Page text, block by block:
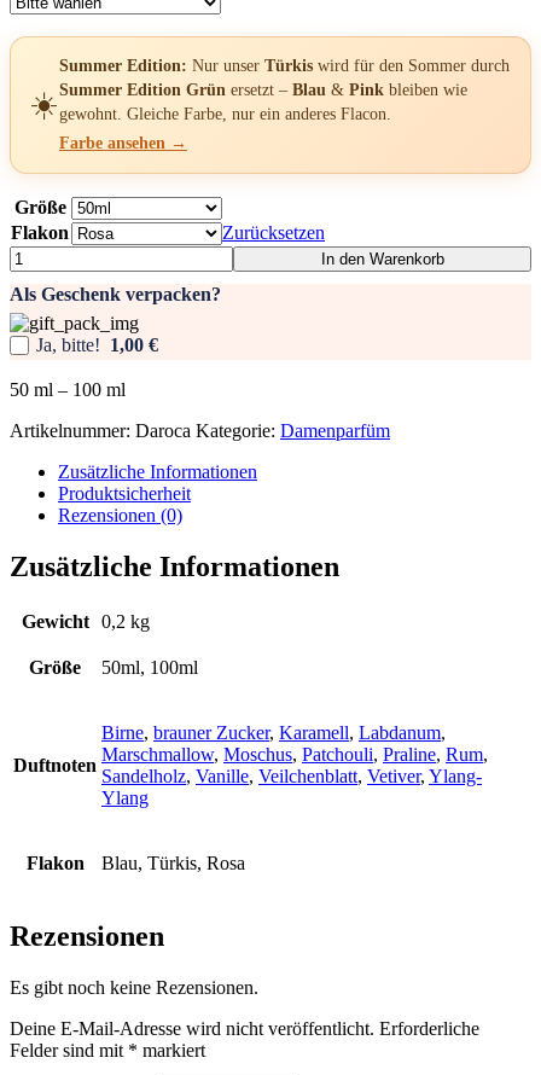
☀️
Summer Edition: Nur unser Türkis wird für den Sommer durch
Summer Edition Grün ersetzt – Blau & Pink bleiben wie
gewohnt. Gleiche Farbe, nur ein anderes Flacon.
Farbe ansehen →
Größe
Flakon
Zurücksetzen
Als Geschenk verpacken?
Ja, bitte! 1,00 €
Damenparfüm
-
Daroca
Menge
In den Warenkorb
50 ml – 100 ml
Artikelnummer: Daroca Kategorie: Damenparfüm
Zusätzliche Informationen
Produktsicherheit
Rezensionen (0)
Zusätzliche Informationen
Gewicht 0,2 kg
Größe 50ml, 100ml
Duftnoten
Birne, brauner Zucker, Karamell, Labdanum,
Marschmallow, Moschus, Patchouli, Praline, Rum,
Sandelholz, Vanille, Veilchenblatt, Vetiver, Ylang-
Ylang
Flakon Blau, Türkis, Rosa
Rezensionen
Es gibt noch keine Rezensionen.
Deine E-Mail-Adresse wird nicht veröffentlicht. Erforderliche
Felder sind mit * markiert